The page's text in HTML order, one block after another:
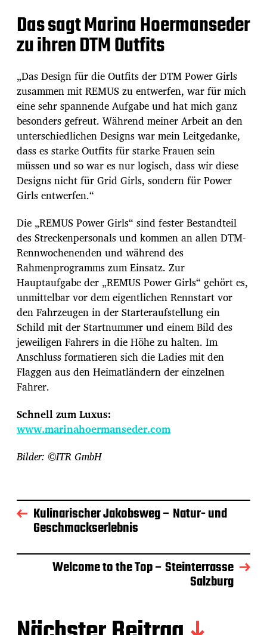
Das sagt Marina Hoermanseder
zu ihren DTM Outfits
„Das Design für die Outfits der DTM Power Girls
zusammen mit REMUS zu entwerfen, war für mich
eine sehr spannende Aufgabe und hat mich ganz
besonders gefreut. Während meiner Arbeit an den
unterschiedlichen Designs war mein Leitgedanke,
dass es starke Outfits für starke Frauen sein
müssen und so war es nur logisch, dass wir diese
Designs nicht für Grid Girls, sondern für Power
Girls entwerfen.“
Die „REMUS Power Girls“ sind fester Bestandteil
des Streckenpersonals und kommen an allen DTM-
Rennwochenenden und während des
Rahmenprogramms zum Einsatz. Zur
Hauptaufgabe der „REMUS Power Girls“ gehört es,
unmittelbar vor dem eigentlichen Rennstart vor
den Fahrzeugen in der Starteraufstellung ein
Schild mit der Startnummer und einem Bild des
jeweiligen Fahrers in die Höhe zu halten. Im
Anschluss formatieren sich die Ladies mit den
Flaggen aus den Heimatländern der einzelnen
Fahrer.
Schnell zum Luxus:
www.marinahoermanseder.com
Bilder: ©ITR GmbH
Kulinarischer Jakobsweg – Natur- und
Geschmackserlebnis
Welcome to the Top – Steinterrasse
Salzburg